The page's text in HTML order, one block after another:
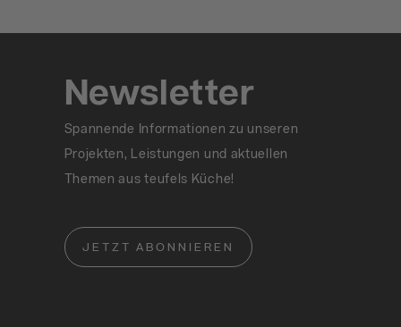
Newsletter
Spannende Informationen zu unseren
Projekten, Leistungen und aktuellen
Themen aus teufels Küche!
JETZT ABONNIEREN